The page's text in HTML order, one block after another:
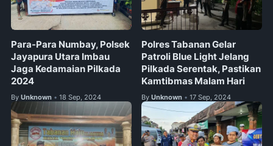
Para-Para Numbay, Polsek
Jayapura Utara Imbau
Jaga Kedamaian Pilkada
2024
By Unknown • 18 Sep, 2024
Polres Tabanan Gelar
Patroli Blue Light Jelang
Pilkada Serentak, Pastikan
Kamtibmas Malam Hari
By Unknown • 17 Sep, 2024